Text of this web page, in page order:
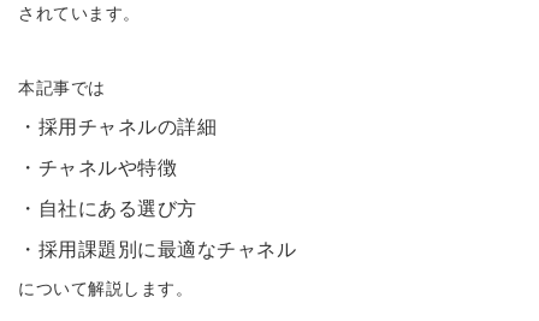
されています。
本記事では
・採用チャネルの詳細
・チャネルや特徴
・自社にある選び方
・採用課題別に最適なチャネル
について解説します。